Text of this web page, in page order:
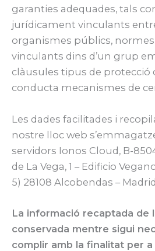
garanties adequades, tals
jurídicament vinculants
organismes públics,
vinculants dins d’un grup
clàusules tipus de protecció
conducta mecanismes de
Les dades facilitades i
nostre lloc web
servidors Ionos Cloud, B-
de La Vega, 1 – Edificio
5) 28108 Alcobendas – Madrid
La informació recaptada de
conservada mentre sigui
complir amb la finalitat per a